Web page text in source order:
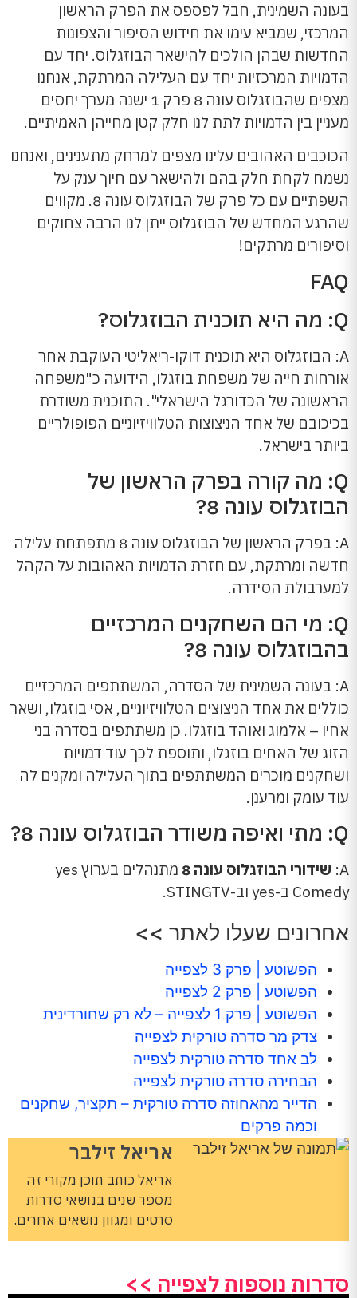
בעונה השמינית, חבל לפספס את הפרק הראשון
המרכזי, שמביא עימו את חידוש הסיפור והצפונות
החדשות שבהן הולכים להישאר הבוזגלוס. יחד עם
הדמויות המרכזיות יחד עם העלילה המרתקת, אנחנו
מצפים שהבוזגלוס עונה 8 פרק 1 ישנה מערך יחסים
מעניין בין הדמויות לתת לנו חלק קטן מחייהן האמיתיים.
הכוכבים האהובים עלינו מצפים למרחק מתענינים, ואנחנו
נשמח לקחת חלק בהם ולהישאר עם חיוך ענק על
השפתיים עם כל פרק של הבוזגלוס עונה 8. מקווים
שהרגע המחדש של הבוזגלוס ייתן לנו הרבה צחוקים
וסיפורים מרתקים!
FAQ
Q: מה היא תוכנית הבוזגלוס?
A: הבוזגלוס היא תוכנית דוקו-ריאליטי העוקבת אחר
אורחות חייה של משפחת בוזגלו, הידועה כ"משפחה
הראשונה של הכדורגל הישראלי". התוכנית משודרת
בכיכובם של אחד הניצוצות הטלוויזיוניים הפופולריים
ביותר בישראל.
Q: מה קורה בפרק הראשון של
הבוזגלוס עונה 8?
A: בפרק הראשון של הבוזגלוס עונה 8 מתפתחת עלילה
חדשה ומרתקת, עם חזרת הדמויות האהובות על הקהל
למערבולת הסידרה.
Q: מי הם השחקנים המרכזיים
בהבוזגלוס עונה 8?
A: בעונה השמינית של הסדרה, המשתתפים המרכזיים
כוללים את אחד הניצוצים הטלוויזיוניים, אסי בוזגלו, ושאר
אחיו – אלמוג ואוהד בוזגלו. כן משתתפים בסדרה בני
הזוג של האחים בוזגלו, ותוספת לכך עוד דמויות
ושחקנים מוכרים המשתתפים בתוך העלילה ומקנים לה
עוד עומק ומרענן.
Q: מתי ואיפה משודר הבוזגלוס עונה 8?
A: שידורי הבוזגלוס עונה 8
מתנהלים בערוץ yes
Comedy ב-yes וב-STINGTV.
אחרונים שעלו לאתר >>
הפשוטע | פרק 3 לצפייה
הפשוטע | פרק 2 לצפייה
הפשוטע | פרק 1 לצפייה – לא רק שחורדינית
צדק מר סדרה טורקית לצפייה
לב אחד סדרה טורקית לצפייה
הבחירה סדרה טורקית לצפייה
הדייר מהאחוזה סדרה טורקית – תקציר, שחקנים
וכמה פרקים
אריאל זילבר
אריאל כותב תוכן מקורי זה
מספר שנים בנושאי סדרות
סרטים ומגוון נושאים אחרים.
סדרות נוספות לצפייה >>